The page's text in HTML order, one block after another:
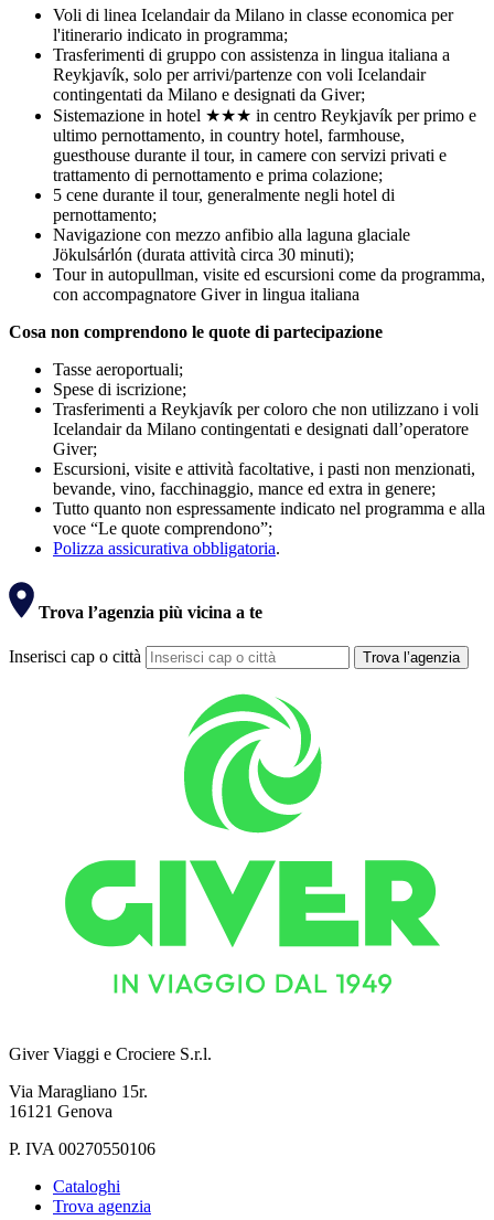
Voli di linea Icelandair da Milano in classe economica per
l'itinerario indicato in programma;
Trasferimenti di gruppo con assistenza in lingua italiana a
Reykjavík, solo per arrivi/partenze con voli Icelandair
contingentati da Milano e designati da Giver;
Sistemazione in hotel ★★★ in centro Reykjavík per primo e
ultimo pernottamento, in country hotel, farmhouse,
guesthouse durante il tour, in camere con servizi privati e
trattamento di pernottamento e prima colazione;
5 cene durante il tour, generalmente negli hotel di
pernottamento;
Navigazione con mezzo anfibio alla laguna glaciale
Jökulsárlón (durata attività circa 30 minuti);
Tour in autopullman, visite ed escursioni come da programma,
con accompagnatore Giver in lingua italiana
Cosa non comprendono le quote di partecipazione
Tasse aeroportuali;
Spese di iscrizione;
Trasferimenti a Reykjavík per coloro che non utilizzano i voli
Icelandair da Milano contingentati e designati dall’operatore
Giver;
Escursioni, visite e attività facoltative, i pasti non menzionati,
bevande, vino, facchinaggio, mance ed extra in genere;
Tutto quanto non espressamente indicato nel programma e alla
voce “Le quote comprendono”;
Polizza assicurativa obbligatoria.
Trova l’agenzia più vicina a te
Inserisci cap o città Trova l’agenzia
Giver Viaggi e Crociere S.r.l.
Via Maragliano 15r.
16121 Genova
P. IVA 00270550106
Cataloghi
Trova agenzia